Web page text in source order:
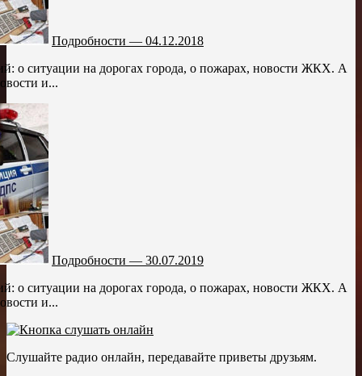
Подробности — 04.12.2018
о ситуации на дорогах города, о пожарах, новости ЖКХ. А
и...
Подробности — 30.07.2019
о ситуации на дорогах города, о пожарах, новости ЖКХ. А
и...
Слушайте радио онлайн, передавайте приветы друзьям.